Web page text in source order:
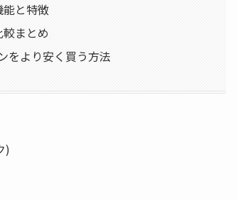
と特徴
まとめ
をより安く買う方法
)